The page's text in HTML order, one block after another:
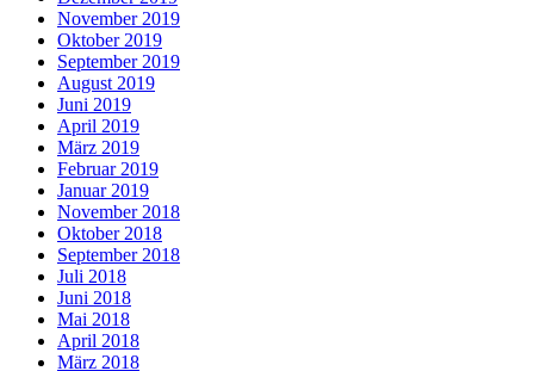
November 2019
Oktober 2019
September 2019
August 2019
Juni 2019
April 2019
März 2019
Februar 2019
Januar 2019
November 2018
Oktober 2018
September 2018
Juli 2018
Juni 2018
Mai 2018
April 2018
März 2018